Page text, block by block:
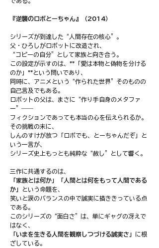
『逆襲のロボとーちゃん』（2014）
シリーズが到達した“人間存在の核心”。
父・ひろしがロボットに改造され、
“コピーの自分”として家族と向き合う。
この設定が示すのは、**「愛は本物と偽物を分ける
のか」**という問いであり、
同時に、アニメという“作られた世界”そのものの
自己言及でもある。
ロボットの父は、まさに“作り手自身のメタファ
ー”――
フィクションであっても本当の心を伝えられるか。
その挑戦の末に、
しんのすけが放つ「ロボでも、とーちゃんだぞ」と
いう一言が、
シリーズ史上もっとも純粋な“赦し”として響く。
三作に共通するのは、
「家族とは何か」「人間とは何をもって人間である
か」
という命題を、
笑いと涙のバランスの中で誠実に描ききっている点
である。
このシリーズの“面白さ”は、単にギャグの冴えで
はなく、
「いまを生きる人間を観察しつづける誠実さ」 に根
ざしている。